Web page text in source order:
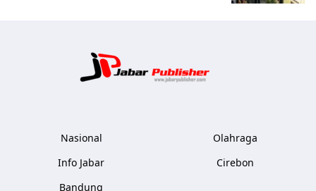
Nasional
Info Jabar
Bandung
Olahraga
Cirebon